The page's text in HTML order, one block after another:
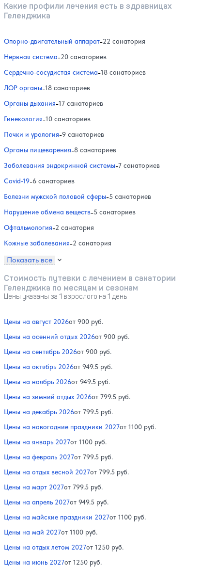
Какие профили лечения есть в здравницах
Геленджика
Опорно-двигательный аппарат-22 санатория
Нервная система-20 санаториев
Сердечно-сосудистая система-18 санаториев
ЛОР органы-18 санаториев
Органы дыхания-17 санаториев
Гинекология-10 санаториев
Почки и урология-9 санаториев
Органы пищеварения-8 санаториев
Заболевания эндокринной системы-7 санаториев
Covid-19-6 санаториев
Болезни мужской половой сферы-5 санаториев
Нарушение обмена веществ-5 санаториев
Офтальмология-2 санатория
Кожные заболевания-2 санатория
Показать все
Стоимость путевки с лечением в санатории
Геленджика по месяцам и сезонам
Цены указаны за 1 взрослого на 1 день
Цены на август 2026от 900 руб.
Цены на осенний отдых 2026от 900 руб.
Цены на сентябрь 2026от 900 руб.
Цены на октябрь 2026от 949.5 руб.
Цены на ноябрь 2026от 949.5 руб.
Цены на зимний отдых 2026от 799.5 руб.
Цены на декабрь 2026от 799.5 руб.
Цены на новогодние праздники 2027от 1100 руб.
Цены на январь 2027от 1100 руб.
Цены на февраль 2027от 799.5 руб.
Цены на отдых весной 2027от 799.5 руб.
Цены на март 2027от 799.5 руб.
Цены на апрель 2027от 949.5 руб.
Цены на майские праздники 2027от 1100 руб.
Цены на май 2027от 1100 руб.
Цены на отдых летом 2027от 1250 руб.
Цены на июнь 2027от 1250 руб.